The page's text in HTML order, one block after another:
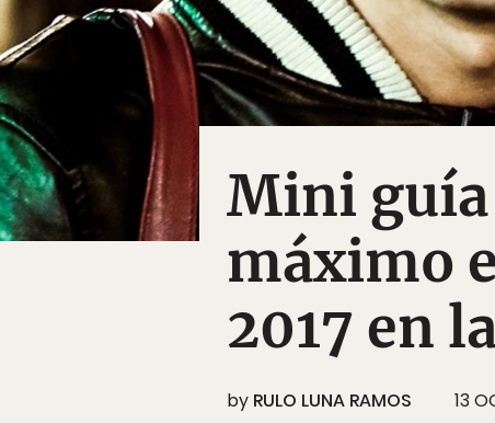
Mini guía
máximo
2017 en
by RULO LUNA RAMOS 13